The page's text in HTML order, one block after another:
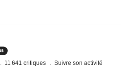
11 641 critiques Suivre son activité